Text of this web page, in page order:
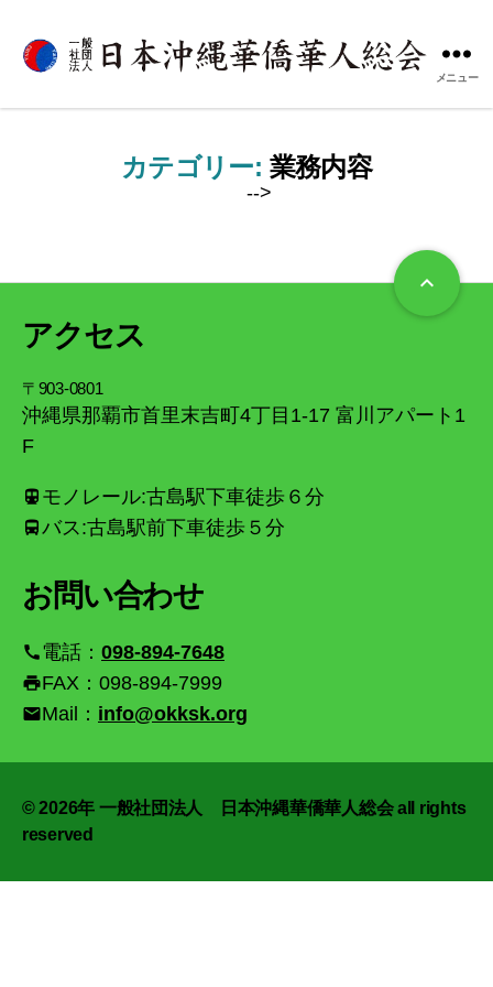
般
沖
華
僑
人
総
会
メニュー
カテゴリー: 業務内容
-->
keyboard_arrow_up
アクセス
〒903-0801
沖縄県那覇市首里末吉町4丁目1-17 富川アパート1
F
directions_transit モノレール:古島駅下車徒歩６分
directions_busバス:古島駅前下車徒歩５分
お問い合わせ
call電話： 098-894-7648
printFAX：098-894-7999
emailMail： info@okksk.org
© 2026年 一般社団法人 日本沖縄華僑華人総会 all rights
reserved